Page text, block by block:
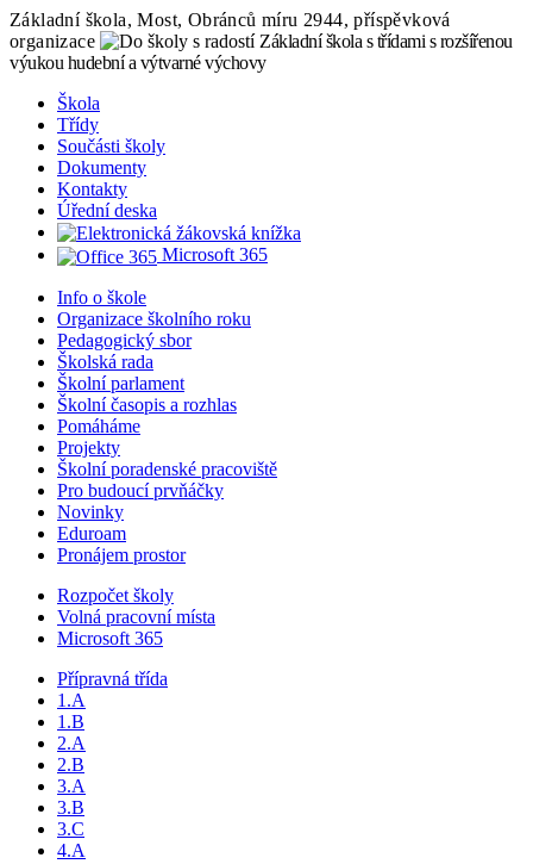
Základní škola, Most, Obránců míru 2944, příspěvková
organizace
Základní škola s třídami s rozšířenou
výukou hudební a výtvarné výchovy
Škola
Třídy
Součásti školy
Dokumenty
Kontakty
Úřední deska
Microsoft 365
Info o škole
Organizace školního roku
Pedagogický sbor
Školská rada
Školní parlament
Školní časopis a rozhlas
Pomáháme
Projekty
Školní poradenské pracoviště
Pro budoucí prvňáčky
Novinky
Eduroam
Pronájem prostor
Rozpočet školy
Volná pracovní místa
Microsoft 365
Přípravná třída
1.A
1.B
2.A
2.B
3.A
3.B
3.C
4.A